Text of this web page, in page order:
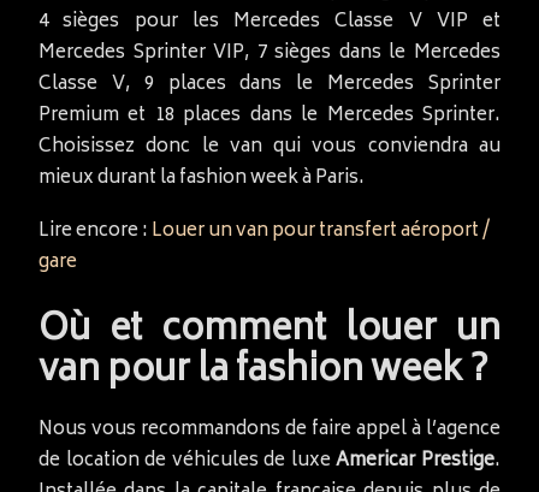
4 sièges pour les Mercedes Classe V VIP et
Mercedes Sprinter VIP, 7 sièges dans le Mercedes
Classe V, 9 places dans le Mercedes Sprinter
Premium et 18 places dans le Mercedes Sprinter.
Choisissez donc le van qui vous conviendra au
mieux durant la fashion week à Paris.
Lire encore :Louer un van pour transfert aéroport /
gare
Où et comment louer un
van pour la fashion week ?
Nous vous recommandons de faire appel à l’agence
de location de véhicules de luxeAmericar Prestige.